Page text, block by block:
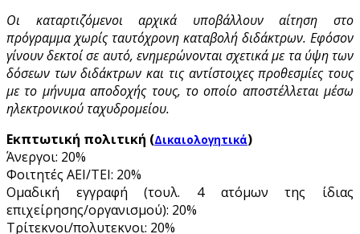
Οι καταρτιζόμενοι αρχικά υποβάλλουν αίτηση στο
πρόγραμμα χωρίς ταυτόχρονη καταβολή διδάκτρων. Εφόσον
γίνουν δεκτοί σε αυτό, ενημερώνονται σχετικά με τα ύψη των
δόσεων των διδάκτρων και τις αντίστοιχες προθεσμίες τους
με το μήνυμα αποδοχής τους, το οποίο αποστέλλεται μέσω
ηλεκτρονικού ταχυδρομείου.
Εκπτωτική πολιτική (Δικαιολογητικά)
Άνεργοι: 20%
Φοιτητές ΑΕΙ/ΤΕΙ: 20%
Ομαδική εγγραφή (τουλ. 4 ατόμων της ίδιας
επιχείρησης/οργανισμού): 20%
Τρίτεκνοι/πολυτεκνοι: 20%